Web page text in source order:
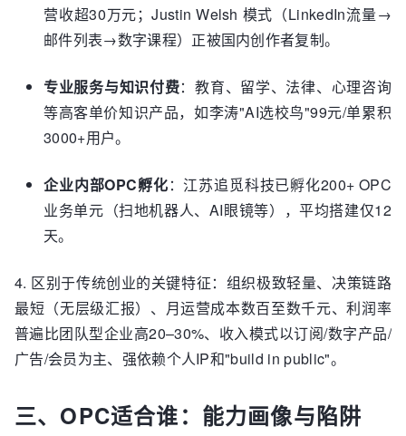
营收超30万元；Justin Welsh 模式（LinkedIn流量→
邮件列表→数字课程）正被国内创作者复制。
专业服务与知识付费：教育、留学、法律、心理咨询
等高客单价知识产品，如李涛"AI选校鸟"99元/单累积
3000+用户。
企业内部OPC孵化：江苏追觅科技已孵化200+ OPC
业务单元（扫地机器人、AI眼镜等），平均搭建仅12
天。
4. 区别于传统创业的关键特征：组织极致轻量、决策链路
最短（无层级汇报）、月运营成本数百至数千元、利润率
普遍比团队型企业高20–30%、收入模式以订阅/数字产品/
广告/会员为主、强依赖个人IP和"build in public"。
三、OPC适合谁：能力画像与陷阱